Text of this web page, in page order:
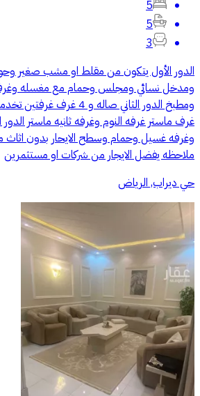
5
5
3
الدور الأول يتكون من مقلط او مشب صغير
ومدخل نسائي ومجلس وحمام مع مغسله
ومطبخ الدور الثاني صاله و 4
غرف ماستر غرفه النوم وغرفه ثانيه ماستر
وغرفه غسيل وحمام وسطح الايحار بدون اثاث
ملاحظه يفضل الايجار من شركات او مستثمرين
حي ديراب, الرياض